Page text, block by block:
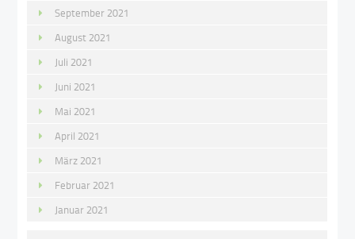
September 2021
August 2021
Juli 2021
Juni 2021
Mai 2021
April 2021
März 2021
Februar 2021
Januar 2021